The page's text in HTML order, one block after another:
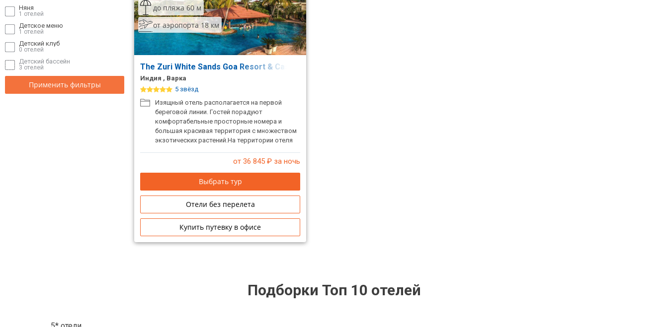
Няня
1 отелей
Детское меню
1 отелей
Детский клуб
0 отелей
Детский бассейн
3 отелей
Применить фильтры
до пляжа 60 м
от аэропорта 18 км
The Zuri White Sands Goa Resort & Casino (Ex. Radisson)
Индия , Варка
5 звёзд
Изящный отель располагается на первой
береговой линии. Гостей порадуют
комфортабельные просторные номера и
большая красивая территория с множеством
экзотических растений.На территории отеля
разнообразной кухней. Атмосфера,
а также множество развлечений на любой
вкус сделают отдых незабываемым.
от 36 845 ₽ за ночь
Выбрать тур
Отели без перелета
Купить путевку в офисе
Подборки Топ 10 отелей